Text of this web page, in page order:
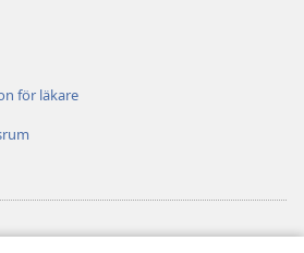
för läkare